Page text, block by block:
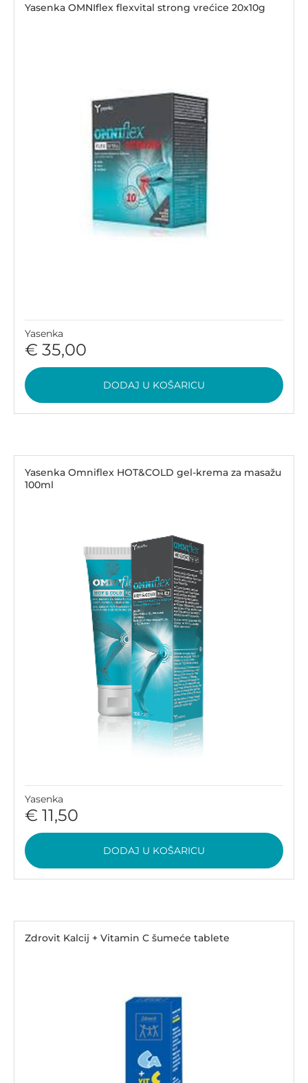
Yasenka OMNIflex flexvital strong vrećice 20x10g
Yasenka
€ 35,00
DODAJ U KOŠARICU
Yasenka Omniflex HOT&COLD gel-krema za masažu
100ml
Yasenka
€ 11,50
DODAJ U KOŠARICU
Zdrovit Kalcij + Vitamin C šumeće tablete